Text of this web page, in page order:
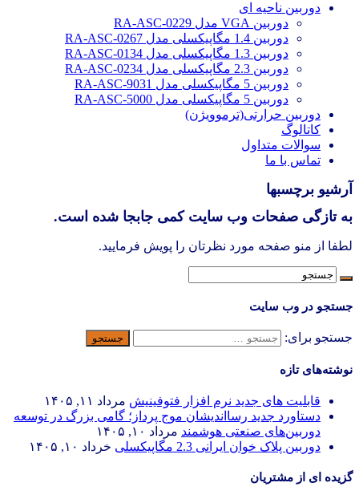
دوربین ناحیه ای
دوربین VGA مدل RA-ASC-0229
دوربین 1.4 مگاپیکسلی مدل RA-ASC-0267
دوربین 1.3 مگاپیکسلی مدل RA-ASC-0134
دوربین 2.3 مگاپیکسلی مدل RA-ASC-0234
دوربین 5 مگاپیکسلی مدل RA-ASC-9031
دوربین 5 مگاپیکسلی مدل RA-ASC-5000
دوربین حرارتی(ترموویژن)
کاتالوگ
سوالات متداول
تماس با ما
آرشیو برچسبها
به تازگی صفحات وب سایت کمی جابجا شده است.
لطفا از منو صفحه مورد نظرتان را پویش فرمایید.
جستجو در وب سایت
جستجو برای:
نوشته‌های تازه
قابلیت های جدید نرم افزار فتوفینیش مرداد ۱۱, ۱۴۰۵
دستاورد جدید رسااندیشان موج پرداز؛ گامی بزرگ در توسعه
دوربین‌های صنعتی هوشمند مرداد ۱۰, ۱۴۰۵
دوربین پلاک خوان ایرانی 2.3 مگاپیکسلی
خرداد ۱۰, ۱۴۰۵
گزیده ای از مشتریان